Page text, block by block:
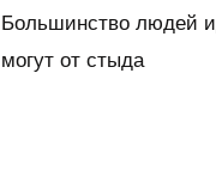
Большинство людей
могут от стыда